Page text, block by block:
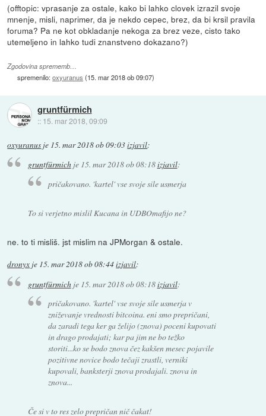
(offtopic: vprasanje za ostale, kako bi lahko clovek izrazil svoje
mnenje, misli, naprimer, da je nekdo cepec, brez, da bi krsil pravila
foruma? Pa ne kot obkladanje nekoga za brez veze, cisto tako
utemeljeno in lahko tudi znanstveno dokazano?)
Zgodovina sprememb…
spremenilo:oxyuranus (15. mar 2018 ob 09:07)
gruntfürmich
:: 15. mar 2018, 09:09
oxyuranus je 15. mar 2018 ob 09:03izjavil:
gruntfürmichje 15. mar 2018 ob 08:18izjavil:
pričakovano. 'kartel' vse svoje sile usmerja
To si verjetno mislil Kucana in UDBOmafijo ne?
ne. to ti misliš. jst mislim na JPMorgan & ostale.
dronyx je 15. mar 2018 ob 08:44izjavil:
gruntfürmichje 15. mar 2018 ob 08:18izjavil:
pričakovano. 'kartel' vse svoje sile usmerja v
zniževanje vrednosti bitcoina. eni smo prepričani,
da zaradi tega ker ga želijo (znova) poceni kupovati
in drago prodajati; kar pa jim ne bo težko
storiti...ko se bodo znova čez kakšen mesec pojavile
pozitivne novice bodo tečaji zrastli, verniki
kupovali, banksterji znova prodajali. znova in
znova...
Če si v to res zelo prepričan nič čakat!